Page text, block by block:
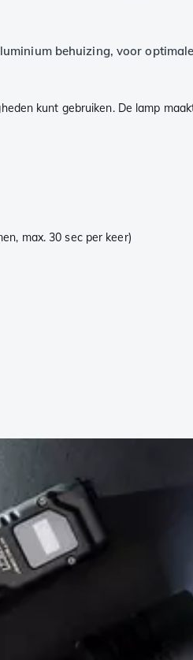
behuizing, voor
kunt gebruiken. De lamp
max. 30 sec per keer)